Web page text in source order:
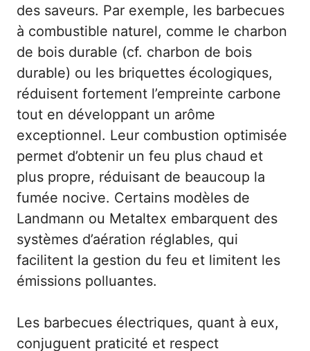
des saveurs. Par exemple, les barbecues
à combustible naturel, comme le charbon
de bois durable (cf. charbon de bois
durable) ou les briquettes écologiques,
réduisent fortement l’empreinte carbone
tout en développant un arôme
exceptionnel. Leur combustion optimisée
permet d’obtenir un feu plus chaud et
plus propre, réduisant de beaucoup la
fumée nocive. Certains modèles de
Landmann ou Metaltex embarquent des
systèmes d’aération réglables, qui
facilitent la gestion du feu et limitent les
émissions polluantes.
Les barbecues électriques, quant à eux,
conjuguent praticité et respect